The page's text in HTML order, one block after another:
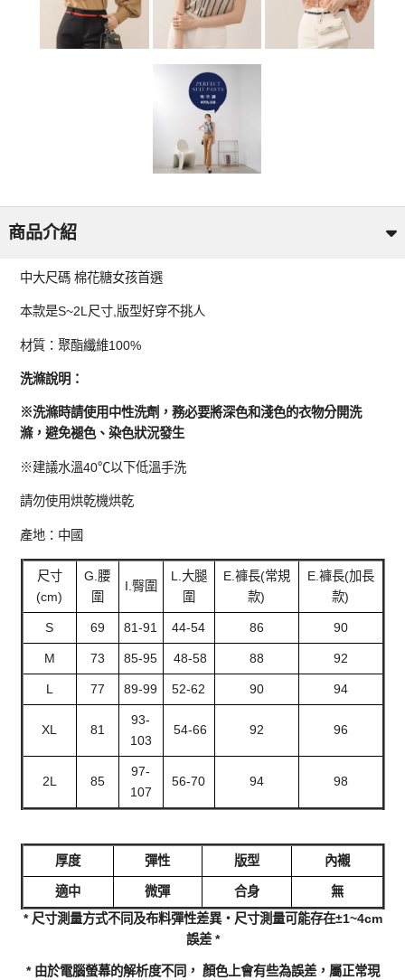
商品介紹
中大尺碼 棉花糖女孩首選
本款是S~2L尺寸,版型好穿不挑人
材質：聚酯纖維100%
洗滌說明：
※洗滌時請使用中性洗劑，務必要將深色和淺色的衣物分開洗
滌，避免褪色、染色狀況發生
※建議水溫40℃以下低溫手洗
請勿使用烘乾機烘乾
產地：中國
尺寸
(cm)
G.腰
圍
I.臀圍
L.大腿
圍
E.褲長(常規
款)
E.褲長(加長
款)
S 69 81-91 44-54 86 90
M 73 85-95 48-58 88 92
L 77 89-99 52-62 90 94
XL 81
93-
103
54-66 92 96
2L 85
97-
107
56-70 94 98
厚度 彈性 版型 內襯
適中 微彈 合身
無
* 尺寸測量方式不同及布料彈性差異‧尺寸測量可能存在±1~4cm
誤差 *
* 由於電腦螢幕的解析度不同， 顏色上會有些為誤差，屬正常現